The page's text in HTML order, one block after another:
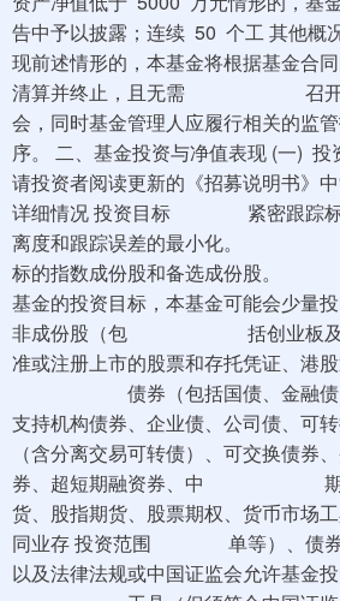
告中予以披露；连续 50 个
现前述情形的，本基金将根据基金合
清算并终止，且无需 召开基
会，同时基金管理人应履行相关的监
序。 二、基金投资与净值表现 (一) 投
请投资者阅读更新的《招募说明书》
详细情况 投资目标 紧密跟踪标
离度和跟踪误差的最小化。
标的指数成份股和备选成份
基金的投资目标，本基金可能会少量
非成份股（包 括创业板及其
准或注册上市的股票和存托凭证、港股
债券（包括国债、金融债、
支持机构债券、企业债、公
（含分离交易可转债）、可交换债券
券、超短期融资券、中 期票
货、股指期货、股票期权、货币市场工
同业存 投资范围 单等）、债券
以及法律法规或中国证监会允许基金